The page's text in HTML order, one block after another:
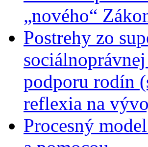
„nového“
Postrehy zo
podporu rodín
reflexia na
Procesný